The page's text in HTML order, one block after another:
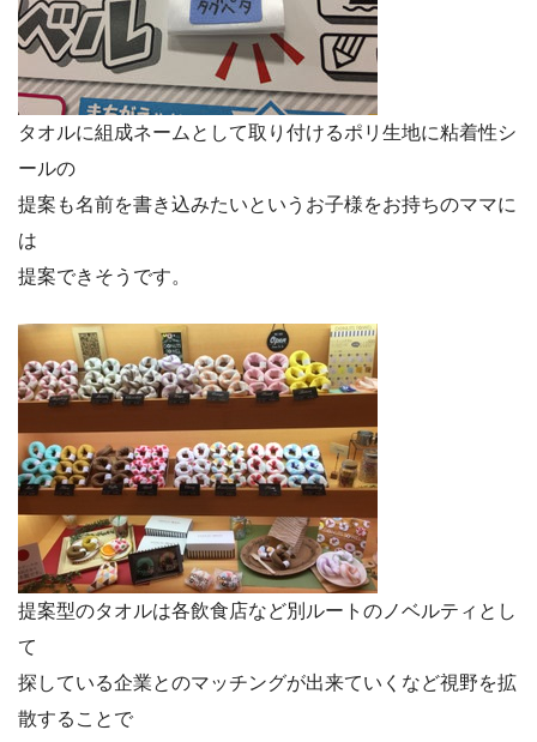
タオルに組成ネームとして取り付けるポリ生地に粘着性シ
ールの
提案も名前を書き込みたいというお子様をお持ちのママに
は
提案できそうです。
提案型のタオルは各飲食店など別ルートのノベルティとし
て
探している企業とのマッチングが出来ていくなど視野を拡
散することで